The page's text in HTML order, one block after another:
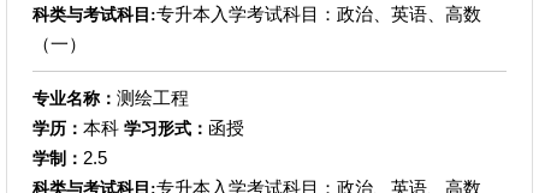
科类与考试科目:专升本入学考试科目：政治、英语、高数
（一）
专业名称： 测绘工程
学历： 本科 学习形式： 函授
学制： 2.5
科类与考试科目:专升本入学考试科目：政治、英语、高数